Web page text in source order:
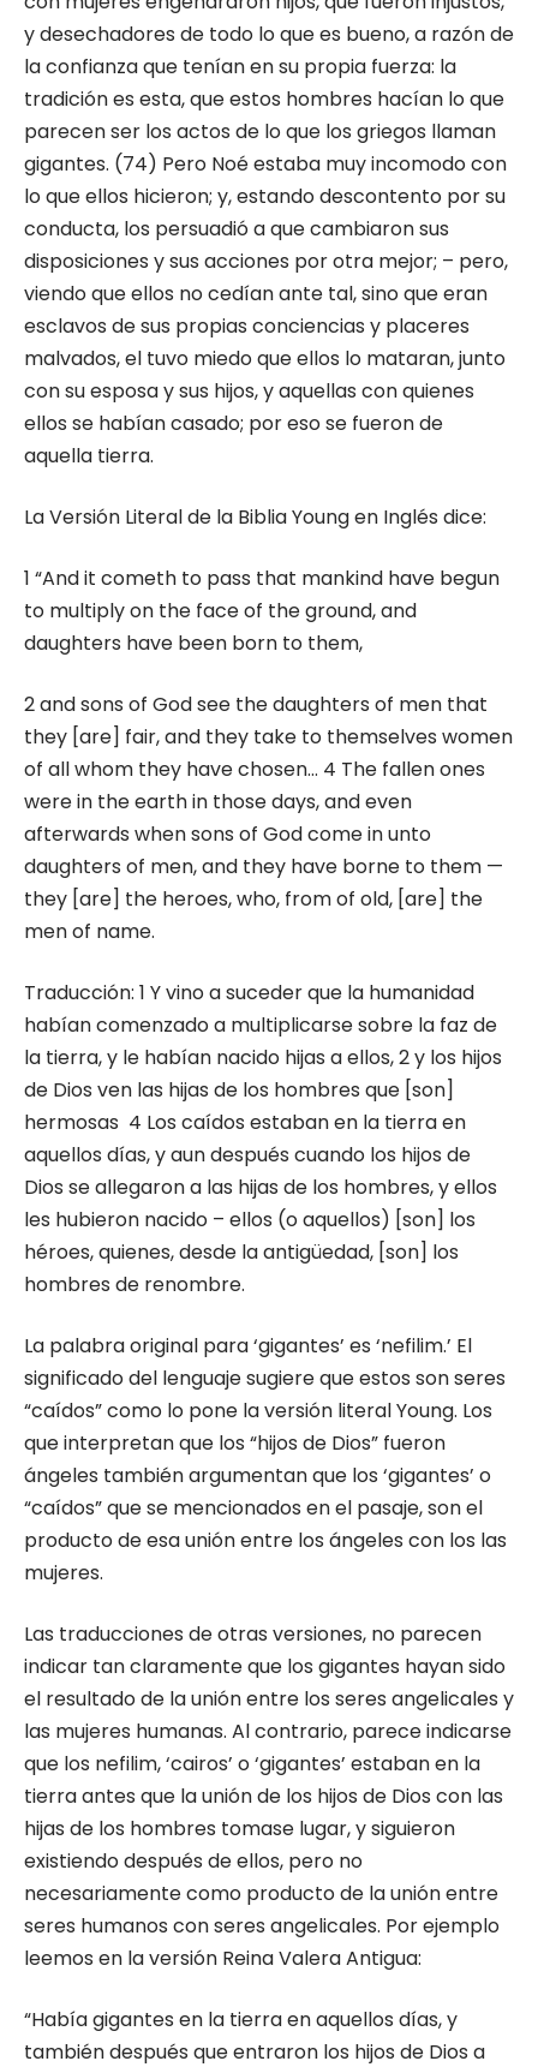
y desechadores de todo lo que es bueno, a razón de
la confianza que tenían en su propia fuerza: la
tradición es esta, que estos hombres hacían lo que
parecen ser los actos de lo que los griegos llaman
gigantes. (74) Pero Noé estaba muy incomodo con
lo que ellos hicieron; y, estando descontento por su
conducta, los persuadió a que cambiaron sus
disposiciones y sus acciones por otra mejor; – pero,
viendo que ellos no cedían ante tal, sino que eran
esclavos de sus propias conciencias y placeres
malvados, el tuvo miedo que ellos lo mataran, junto
con su esposa y sus hijos, y aquellas con quienes
ellos se habían casado; por eso se fueron de
aquella tierra.
La Versión Literal de la Biblia Young en Inglés dice:
1 “And it cometh to pass that mankind have begun
to multiply on the face of the ground, and
daughters have been born to them,
2 and sons of God see the daughters of men that
they [are] fair, and they take to themselves women
of all whom they have chosen… 4 The fallen ones
were in the earth in those days, and even
afterwards when sons of God come in unto
daughters of men, and they have borne to them —
they [are] the heroes, who, from of old, [are] the
men of name.
Traducción: 1 Y vino a suceder que la humanidad
habían comenzado a multiplicarse sobre la faz de
la tierra, y le habían nacido hijas a ellos, 2 y los hijos
de Dios ven las hijas de los hombres que [son]
hermosas 4 Los caídos estaban en la tierra en
aquellos días, y aun después cuando los hijos de
Dios se allegaron a las hijas de los hombres, y ellos
les hubieron nacido – ellos (o aquellos) [son] los
héroes, quienes, desde la antigüedad, [son] los
hombres de renombre.
La palabra original para ‘gigantes’ es ‘nefilim.’ El
significado del lenguaje sugiere que estos son seres
“caídos” como lo pone la versión literal Young. Los
que interpretan que los “hijos de Dios” fueron
ángeles también argumentan que los ‘gigantes’ o
“caídos” que se mencionados en el pasaje, son el
producto de esa unión entre los ángeles con los las
mujeres.
Las traducciones de otras versiones, no parecen
indicar tan claramente que los gigantes hayan sido
el resultado de la unión entre los seres angelicales y
las mujeres humanas. Al contrario, parece indicarse
que los nefilim, ‘cairos’ o ‘gigantes’ estaban en la
tierra antes que la unión de los hijos de Dios con las
hijas de los hombres tomase lugar, y siguieron
existiendo después de ellos, pero no
necesariamente como producto de la unión entre
seres humanos con seres angelicales. Por ejemplo
leemos en la versión Reina Valera Antigua:
“Había gigantes en la tierra en aquellos días, y
también después que entraron los hijos de Dios a